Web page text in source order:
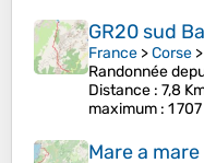
GR20 sud
France >Corse >
Randonnée
Distance : 7,8
maximum : 1
Mare a